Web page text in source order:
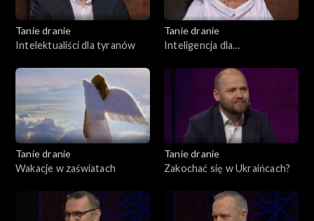
Tanie dranie
Intelektualiści dla tyranów
Tanie dranie
Inteligencja dla
Tanie dranie
Wakacje w zaświatach
Tanie dranie
Zakochać się w Ukraińcach?